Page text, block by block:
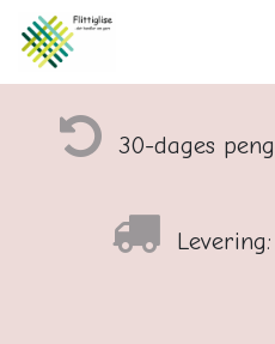
30-dages